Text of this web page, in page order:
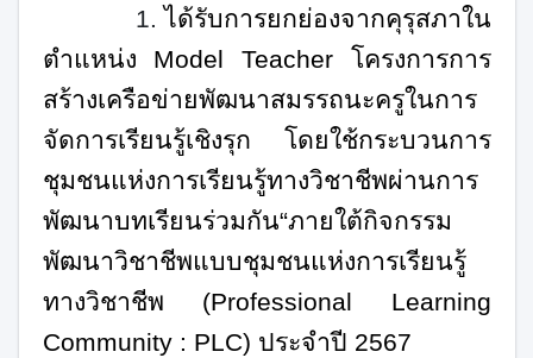
1.ได้รับการยกย่องจากคุรุสภาใน
ตำแหน่ง Model Teacher โครงการการ
สร้างเครือข่ายพัฒนาสมรรถนะครูในการ
จัดการเรียนรู้เชิงรุก โดยใช้กระบวนการ
ชุมชนแห่งการเรียนรู้ทางวิชาชีพผ่านการ
พัฒนาบทเรียนร่วมกัน“ภายใต้กิจกรรม
พัฒนาวิชาชีพแบบชุมชนแห่งการเรียนรู้
ทางวิชาชีพ (Professional Learning
Community : PLC) ประจำปี 2567